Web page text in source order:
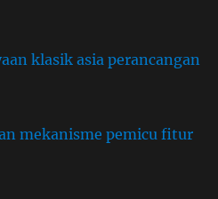
klasik asia perancangan
mekanisme pemicu fitur